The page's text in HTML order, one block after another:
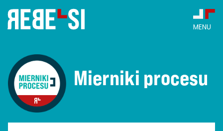
content
MENU
Mierniki procesu